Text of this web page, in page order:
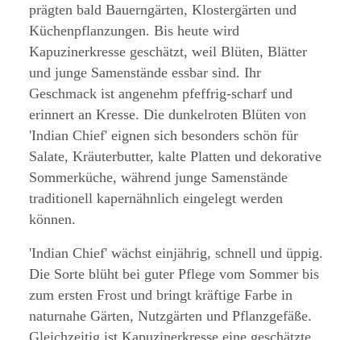
prägten bald Bauerngärten, Klostergärten und
Küchenpflanzungen. Bis heute wird
Kapuzinerkresse geschätzt, weil Blüten, Blätter
und junge Samenstände essbar sind. Ihr
Geschmack ist angenehm pfeffrig-scharf und
erinnert an Kresse. Die dunkelroten Blüten von
'Indian Chief' eignen sich besonders schön für
Salate, Kräuterbutter, kalte Platten und dekorative
Sommerküche, während junge Samenstände
traditionell kapernähnlich eingelegt werden
können.
'Indian Chief' wächst einjährig, schnell und üppig.
Die Sorte blüht bei guter Pflege vom Sommer bis
zum ersten Frost und bringt kräftige Farbe in
naturnahe Gärten, Nutzgärten und Pflanzgefäße.
Gleichzeitig ist Kapuzinerkresse eine geschätzte